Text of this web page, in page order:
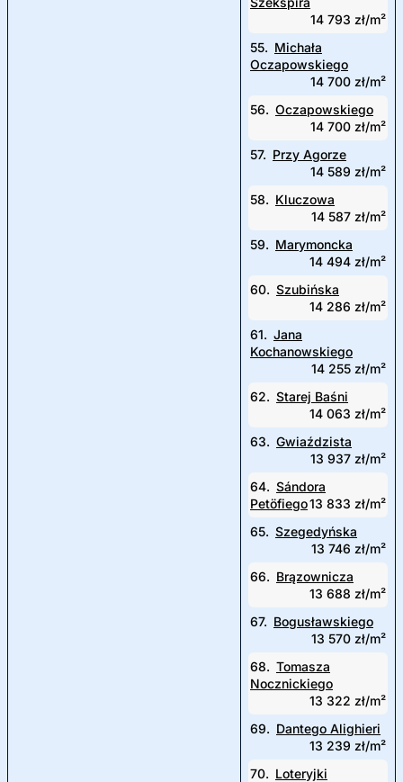
14 793 zł/m²
55. Michała
Oczapowskiego
14 700 zł/m²
56. Oczapowskiego
14 700 zł/m²
57. Przy Agorze
14 589 zł/m²
58. Kluczowa
14 587 zł/m²
59. Marymoncka
14 494 zł/m²
60. Szubińska
14 286 zł/m²
61. Jana
Kochanowskiego
14 255 zł/m²
62. Starej Baśni
14 063 zł/m²
63. Gwiaździsta
13 937 zł/m²
64. Sándora
Petöfiego13 833 zł/m²
65. Szegedyńska
13 746 zł/m²
66. Brązownicza
13 688 zł/m²
67. Bogusławskiego
13 570 zł/m²
68. Tomasza
Nocznickiego
13 322 zł/m²
69. Dantego Alighieri
13 239 zł/m²
70. Loteryjki